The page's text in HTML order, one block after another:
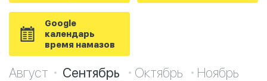
Google
календарь
время намазов
Август Сентябрь Октябрь Ноябрь